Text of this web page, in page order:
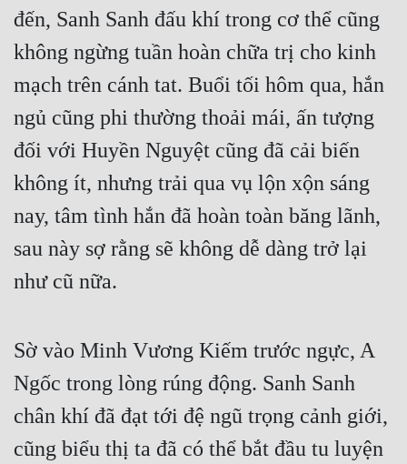
đến, Sanh Sanh đấu khí trong cơ thể cũng
không ngừng tuần hoàn chữa trị cho kinh
mạch trên cánh tat. Buổi tối hôm qua, hắn
ngủ cũng phi thường thoải mái, ấn tượng
đối với Huyền Nguyệt cũng đã cải biến
không ít, nhưng trải qua vụ lộn xộn sáng
nay, tâm tình hắn đã hoàn toàn băng lãnh,
sau này sợ rằng sẽ không dễ dàng trở lại
như cũ nữa.
Sờ vào Minh Vương Kiếm trước ngực, A
Ngốc trong lòng rúng động. Sanh Sanh
chân khí đã đạt tới đệ ngũ trọng cảnh giới,
cũng biểu thị ta đã có thể bắt đầu tu luyện